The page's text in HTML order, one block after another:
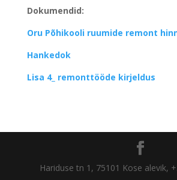
Dokumendid:
Oru Põhikooli ruumide remont
Hankedok
Lisa 4_ remonttööde kirjeldus
Hariduse tn 1, 75101 Kose alevik,